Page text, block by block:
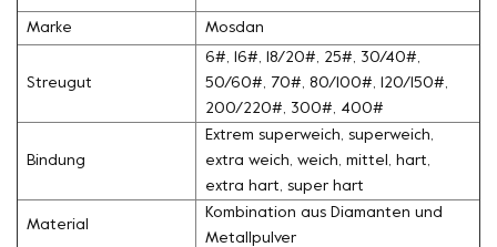
Marke Mosdan
Streugut
6#, 16#, 18/20#, 25#, 30/40#,
50/60#, 70#, 80/100#, 120/150#,
200/220#, 300#, 400#
Bindung
Extrem superweich, superweich,
extra weich, weich, mittel, hart,
extra hart, super hart
Material
Kombination aus Diamanten und
Metallpulver